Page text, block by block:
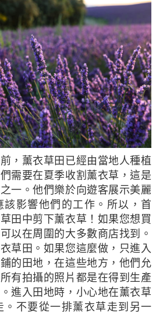
需要在夏季收割薰衣草，這是
一。他們樂於向遊客展示美麗
該影響他們的工作。所以，首
田中剪下薰衣草！如果您想買
以在周圍的大多數商店找到。
草田。如果您這麼做，只進入
的田地，在這些地方，他們允
有拍攝的照片都是在得到生產
進入田地時，小心地在薰衣草
。不要從一排薰衣草走到另一